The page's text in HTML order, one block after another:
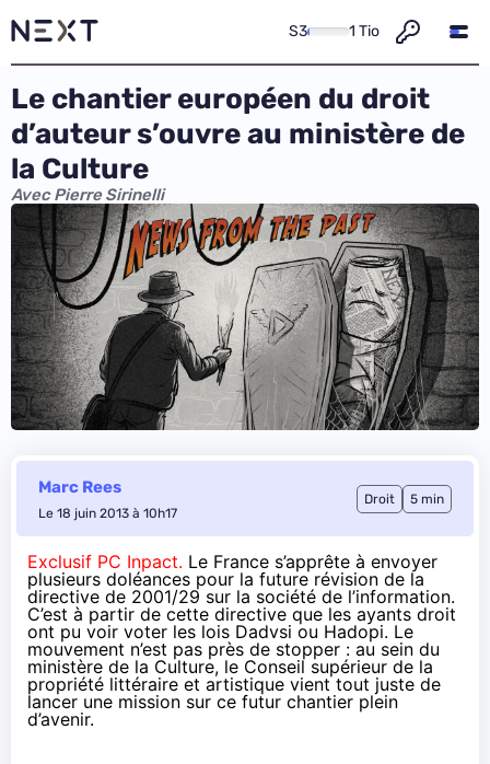
S3 1 Tio
Le chantier européen du droit
d’auteur s’ouvre au ministère de
la Culture
Avec Pierre Sirinelli
Marc Rees
Le 18 juin 2013 à 10h17
Droit 5 min
Exclusif PC Inpact. Le France s’apprête à envoyer
plusieurs doléances pour la future révision de la
directive de 2001/29 sur la société de l’information.
C’est à partir de cette directive que les ayants droit
ont pu voir voter les lois Dadvsi ou Hadopi. Le
mouvement n’est pas près de stopper : au sein du
ministère de la Culture, le Conseil supérieur de la
propriété littéraire et artistique vient tout juste de
lancer une mission sur ce futur chantier plein
d’avenir.